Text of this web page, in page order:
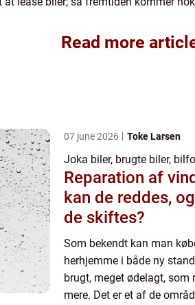
Read more
07 june 2026 Toke Larsen
Joka biler, brugte biler,
Reparation af
kan de reddes,
de skiftes?
Som bekendt kan man
herhjemme i både ny
brugt, meget ødelagt, som
mere. Det er et af de